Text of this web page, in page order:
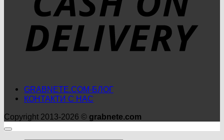
GRABNETE.COM-БЛОГ
КОНТАКТИ С НАС
Copyright 2013-2026 © grabnete.com